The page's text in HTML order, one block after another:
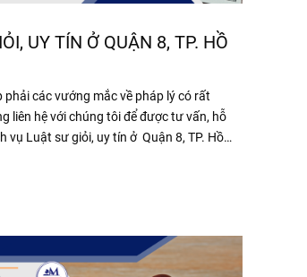
UY TÍN Ở QUẬN 8, TP. HỒ
phải các vướng mắc về pháp lý có rất
liên hệ với chúng tôi để được tư vấn, hỗ
vụ Luật sư giỏi, uy tín ở Quận 8, TP. Hồ
những thắc mắc như: